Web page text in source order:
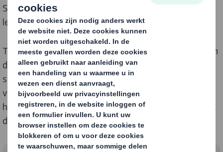
Solliciteer en word onderdeel van een wereldwijde
leider van duurzame verpakkingen
Twee van de meest toonaangevende producenten van
duurzame verpakkingen zijn in januari 2025
samengegaan om een wereldleider van duurzame
verpakkingen te creëren. Onze mensen zijn experts op
het gebied van innovatie, productie, ontwerp, verkoop,
duurzaamheid, supply chain en nog veel meer.